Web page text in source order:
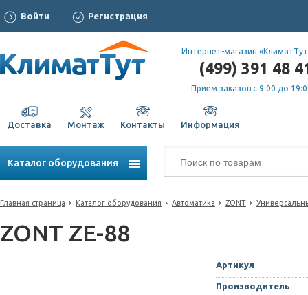
Войти Регистрация
Интернет-магазин
(499) 391 48
Прием заказов с 9:00 до
Доставка Монтаж Контакты Информация
Каталог оборудования
Главная страница Каталог оборудования Автоматика ZONT
ZONT ZE-88
Артикул
Производитель